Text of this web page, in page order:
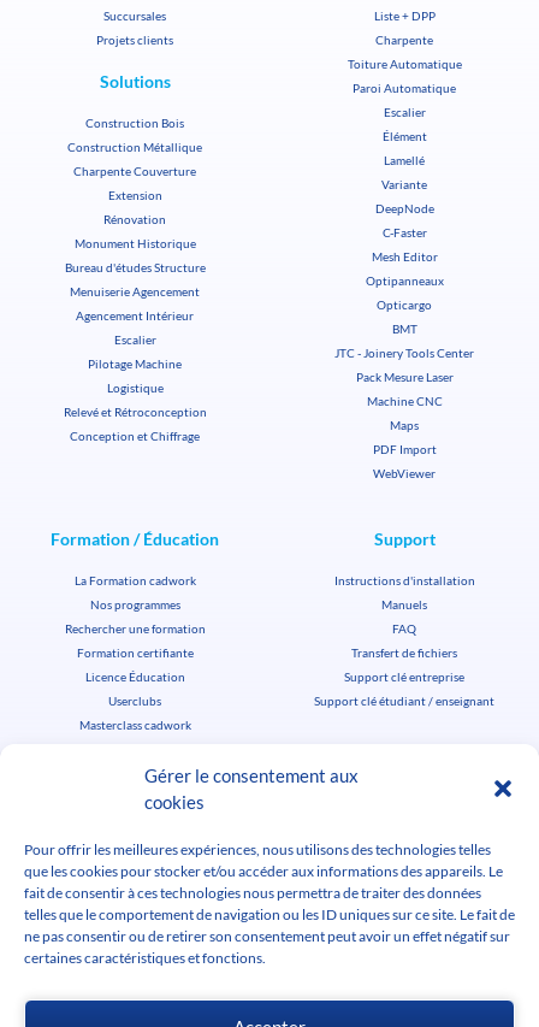
Gérer le consentement aux
cookies
Pour offrir les meilleures expériences, nous utilisons des technologies telles
que les cookies pour stocker et/ou accéder aux informations des appareils. Le
fait de consentir à ces technologies nous permettra de traiter des données
telles que le comportement de navigation ou les ID uniques sur ce site. Le fait de
ne pas consentir ou de retirer son consentement peut avoir un effet négatif sur
certaines caractéristiques et fonctions.
Succursales
Projets clients
Solutions
Construction Bois
Construction Métallique
Charpente Couverture
Extension
Rénovation
Monument Historique
Bureau d'études Structure
Menuiserie Agencement
Agencement Intérieur
Escalier
Pilotage Machine
Logistique
Relevé et Rétroconception
Conception et Chiffrage
Liste + DPP
Charpente
Toiture Automatique
Paroi Automatique
Escalier
Élément
Lamellé
Variante
DeepNode
C-Faster
Mesh Editor
Optipanneaux
Opticargo
BMT
JTC - Joinery Tools Center
Pack Mesure Laser
Machine CNC
Maps
PDF Import
WebViewer
Formation / Éducation
La Formation cadwork
Nos programmes
Rechercher une formation
Formation certifiante
Licence Éducation
Userclubs
Masterclass cadwork
Agenda
Offres d'emploi
Support
Instructions d'installation
Manuels
FAQ
Transfert de fichiers
Support clé entreprise
Support clé étudiant / enseignant
Télécharger cadwork